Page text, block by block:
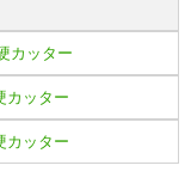
カッター
カッター
カッター